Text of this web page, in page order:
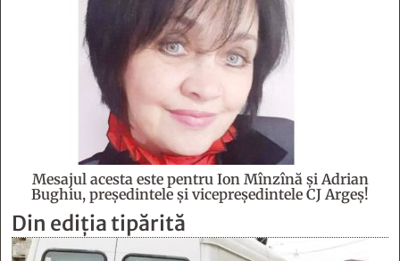
Mesajul acesta este pentru Ion Mînzînă şi Adrian
Bughiu, preşedintele şi vicepreşedintele CJ Argeş!
Din ediția tipărită